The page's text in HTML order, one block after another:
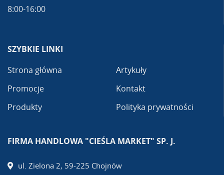
8:00-16:00
SZYBKIE LINKI
Strona główna
Promocje
Produkty
Artykuły
Kontakt
Polityka prywatności
FIRMA HANDLOWA "CIEŚLA MARKET" SP. J.
ul. Zielona 2, 59-225 Chojnów